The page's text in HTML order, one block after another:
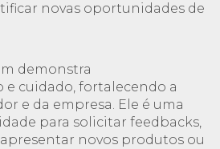
novas oportunidades de
demonstra
cuidado, fortalecendo a
e da empresa. Ele é uma
para solicitar feedbacks,
novos produtos ou